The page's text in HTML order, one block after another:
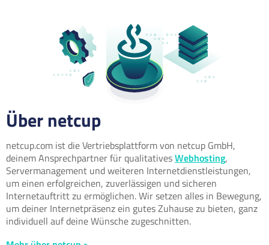
Über netcup
netcup.com ist die Vertriebsplattform von netcup GmbH,
deinem Ansprechpartner für qualitativesWebhosting,
Servermanagement und weiteren Internetdienstleistungen,
um einen erfolgreichen, zuverlässigen und sicheren
Internetauftritt zu ermöglichen. Wir setzen alles in Bewegung,
um deiner Internetpräsenz ein gutes Zuhause zu bieten, ganz
individuell auf deine Wünsche zugeschnitten.